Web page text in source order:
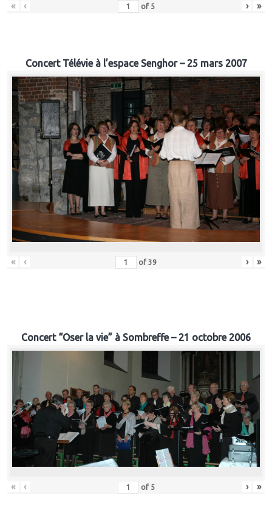
« ‹ of 5 › »
Concert Télévie à l’espace Senghor – 25 mars 2007
« ‹ of 39 › »
Concert “Oser la vie” à Sombreffe – 21 octobre 2006
« ‹ of 5 › »